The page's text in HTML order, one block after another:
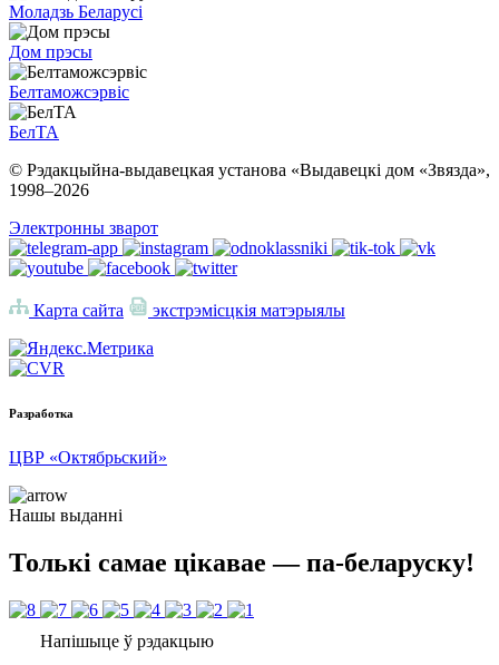
Моладзь Беларусі
Дом прэсы
Белтаможсэрвіс
БелТА
© Рэдакцыйна-выдавецкая установа «Выдавецкі дом «Звязда»,
1998–2026
Электронны зварот
Карта сайта экстрэмісцкія матэрыялы
Разработка
ЦВР «Октябрьский»
Нашы выданні
Толькі самае цікавае — па-беларуску!
Напішыце ў рэдакцыю